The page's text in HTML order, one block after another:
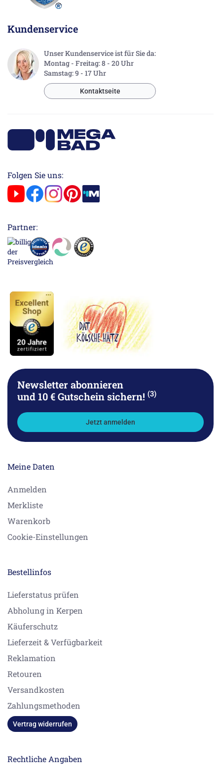
Kundenservice
Unser Kundenservice ist für Sie da:
Montag - Freitag: 8 - 20 Uhr
Samstag: 9 - 17 Uhr
Kontaktseite
Folgen Sie uns:
Partner:
Newsletter abonnieren
und 10 € Gutschein sichern! (3)
Jetzt anmelden
Meine Daten
Anmelden
Merkliste
Warenkorb
Cookie-Einstellungen
Bestellinfos
Lieferstatus prüfen
Abholung in Kerpen
Käuferschutz
Lieferzeit & Verfügbarkeit
Reklamation
Retouren
Versandkosten
Zahlungsmethoden
Vertrag widerrufen
Rechtliche Angaben